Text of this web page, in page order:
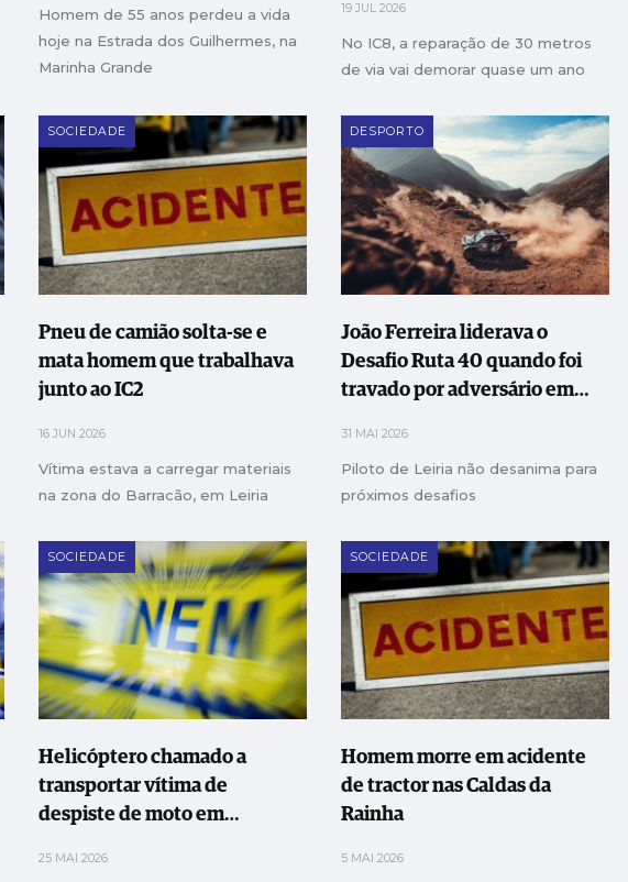
Homem de 55 anos perdeu a vida
hoje na Estrada dos Guilhermes, na
Marinha Grande
19 JUL 2026
No IC8, a reparação de 30 metros
de via vai demorar quase um ano
SOCIEDADE
Pneu de camião solta-se e
mata homem que trabalhava
junto ao IC2
16 JUN 2026
Vítima estava a carregar materiais
na zona do Barracão, em Leiria
DESPORTO
João Ferreira liderava o
Desafio Ruta 40 quando foi
travado por adversário em
31 MAI 2026
Piloto de Leiria não desanima para
próximos desafios
SOCIEDADE
Helicóptero chamado a
transportar vítima de
despiste de moto em
25 MAI 2026
SOCIEDADE
Homem morre em acidente
de tractor nas Caldas da
Rainha
5 MAI 2026